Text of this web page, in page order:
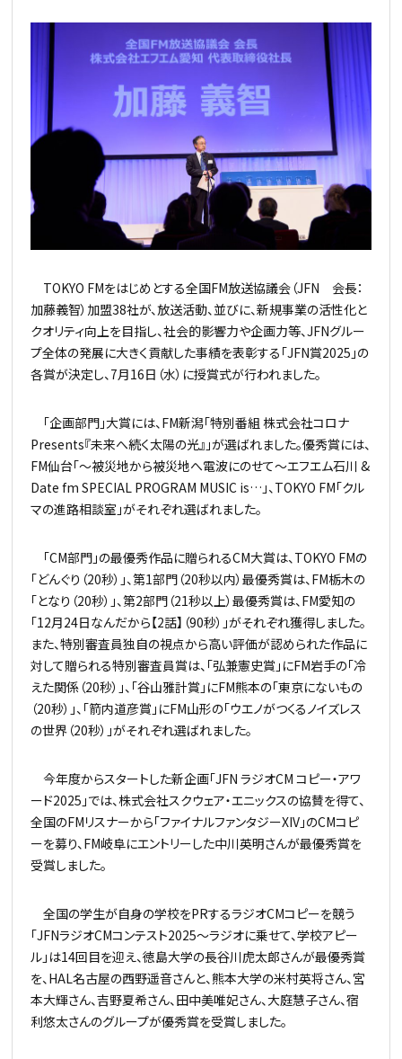
TOKYO FMをはじめとする全国FM放送協議会（JFN 会長：
加藤義智）加盟38社が、放送活動、並びに、新規事業の活性化と
クオリティ向上を目指し、社会的影響力や企画力等、JFNグルー
プ全体の発展に大きく貢献した事績を表彰する「JFN賞2025」の
各賞が決定し、7月16日（水）に授賞式が行われました。
「企画部門」大賞には、FM新潟「特別番組 株式会社コロナ
Presents『未来へ続く太陽の光』」が選ばれました。優秀賞には、
FM仙台「～被災地から被災地へ電波にのせて～エフエム石川 &
Date fm SPECIAL PROGRAM MUSIC is…」、TOKYO FM「クル
マの進路相談室」がそれぞれ選ばれました。
「CM部門」の最優秀作品に贈られるCM大賞は、TOKYO FMの
「どんぐり（20秒）」、第1部門（20秒以内）最優秀賞は、FM栃木の
「となり（20秒）」、第2部門（21秒以上）最優秀賞は、FM愛知の
「12月24日なんだから【2話】（90秒）」がそれぞれ獲得しました。
また、特別審査員独自の視点から高い評価が認められた作品に
対して贈られる特別審査員賞は、「弘兼憲史賞」にFM岩手の「冷
えた関係（20秒）」、「谷山雅計賞」にFM熊本の「東京にないもの
（20秒）」、「箭内道彦賞」にFM山形の「ウエノがつくるノイズレス
の世界（20秒）」がそれぞれ選ばれました。
今年度からスタートした新企画「JFN ラジオCM コピー・アワ
ード2025」では、株式会社スクウェア・エニックスの協賛を得て、
全国のFMリスナーから「ファイナルファンタジーXIV」のCMコピ
ーを募り、FM岐阜にエントリーした中川英明さんが最優秀賞を
受賞しました。
全国の学生が自身の学校をPRするラジオCMコピーを競う
「JFNラジオCMコンテスト2025～ラジオに乗せて、学校アピー
ル」は14回目を迎え、徳島大学の長谷川虎太郎さんが最優秀賞
を、HAL名古屋の西野遥音さんと、熊本大学の米村英将さん、宮
本大輝さん、吉野夏希さん、田中美唯妃さん、大庭慧子さん、宿
利悠太さんのグループが優秀賞を受賞しました。